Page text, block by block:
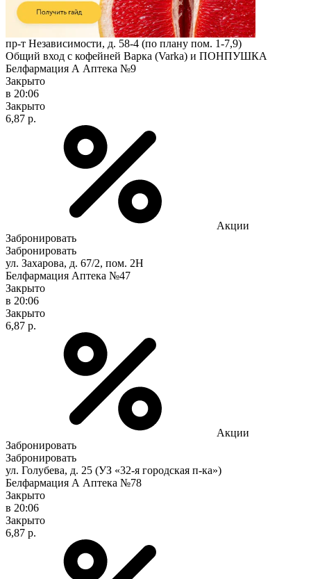
пр-т Независимости, д. 58-4 (по плану пом. 1-7,9)
Общий вход с кофейней Варка (Varka) и ПОНПУШКА
Белфармация А Аптека №9
Закрыто
в 20:06
Закрыто
6,87 р.
Акции
Забронировать
Забронировать
ул. Захарова, д. 67/2, пом. 2Н
Белфармация Аптека №47
Закрыто
в 20:06
Закрыто
6,87 р.
Акции
Забронировать
Забронировать
ул. Голубева, д. 25 (УЗ «32-я городская п-ка»)
Белфармация А Аптека №78
Закрыто
в 20:06
Закрыто
6,87 р.